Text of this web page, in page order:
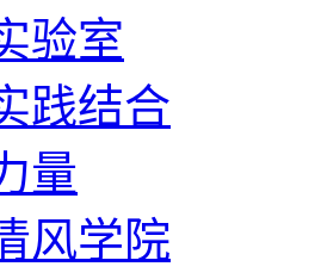
验室
践结合
量
风学院